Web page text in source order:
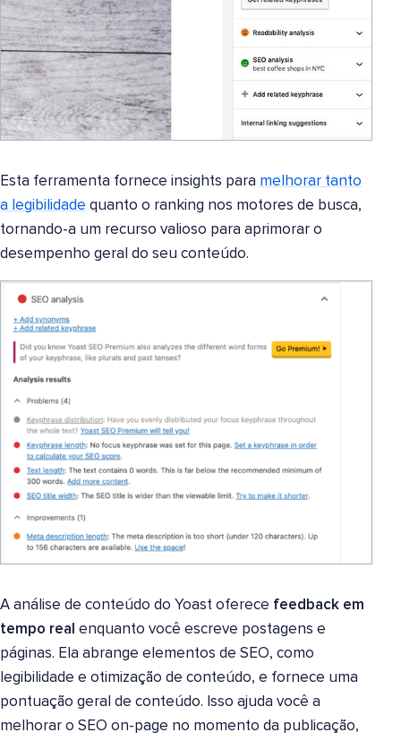
Esta ferramenta fornece insights para melhorar tanto
a legibilidade quanto o ranking nos motores de busca,
tornando-a um recurso valioso para aprimorar o
desempenho geral do seu conteúdo.
A análise de conteúdo do Yoast oferece feedback em
tempo real enquanto você escreve postagens e
páginas. Ela abrange elementos de SEO, como
legibilidade e otimização de conteúdo, e fornece uma
pontuação geral de conteúdo. Isso ajuda você a
melhorar o SEO on-page no momento da publicação,